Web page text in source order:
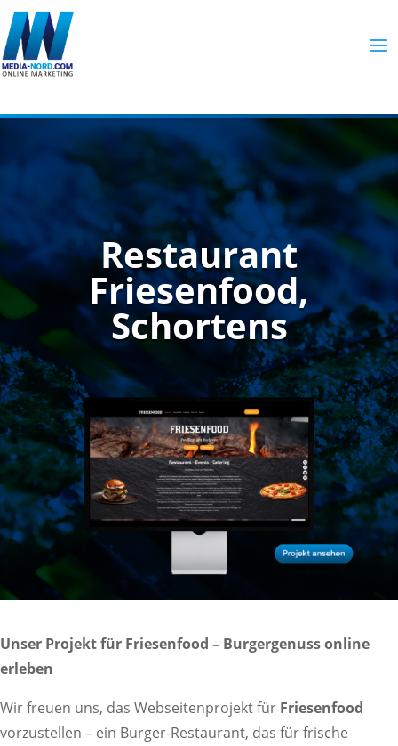
Restaurant
Friesenfood,
Schortens
Unser Projekt für Friesenfood – Burgergenuss online
erleben
Wir freuen uns, das Webseitenprojekt für Friesenfood
vorzustellen – ein Burger-Restaurant, das für frische